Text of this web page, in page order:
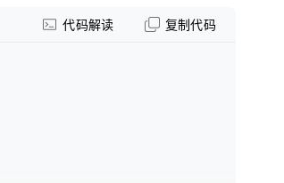
代码解读 复制代码